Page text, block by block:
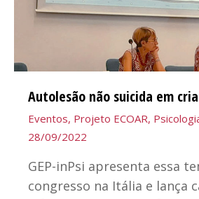
Autolesão não suicida em
Eventos, Projeto ECOAR,
28/09/2022
GEP-inPsi apresenta essa
congresso na Itália e lança